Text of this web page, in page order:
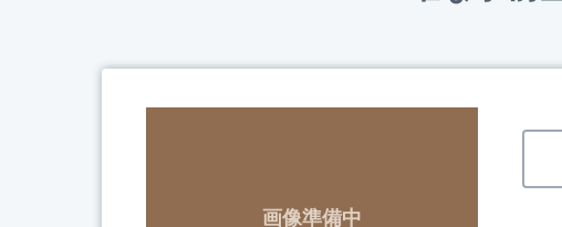
画像準備中